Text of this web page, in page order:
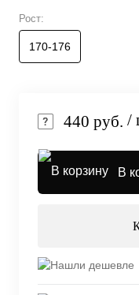
Рост:
170-176
440 руб. /
В